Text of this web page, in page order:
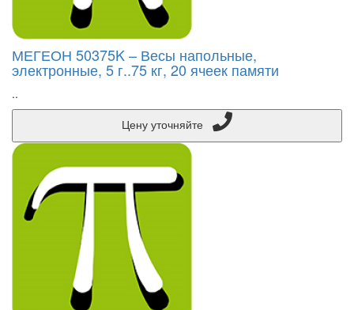
МЕГЕОН 50375K – Весы напольные,
электронные, 5 г..75 кг, 20 ячеек памяти
..